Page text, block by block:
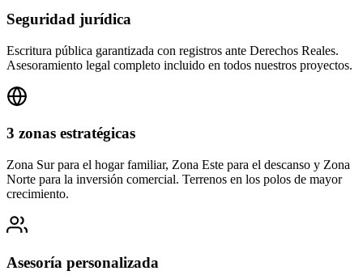
Seguridad jurídica
Escritura pública garantizada con registros ante Derechos Reales.
Asesoramiento legal completo incluido en todos nuestros proyectos.
3 zonas estratégicas
Zona Sur para el hogar familiar, Zona Este para el descanso y Zona
Norte para la inversión comercial. Terrenos en los polos de mayor
crecimiento.
Asesoría personalizada